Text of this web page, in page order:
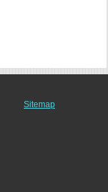
Sitemap